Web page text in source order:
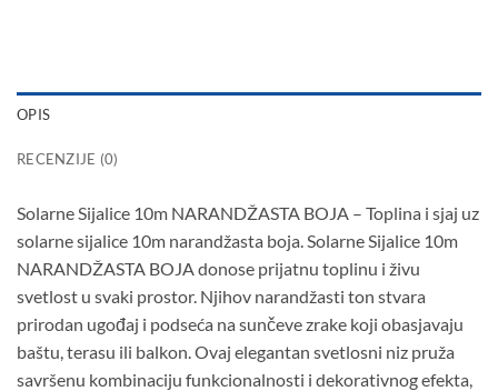
OPIS
RECENZIJE (0)
Solarne Sijalice 10m NARANDŽASTA BOJA – Toplina i sjaj uz
solarne sijalice 10m narandžasta boja. Solarne Sijalice 10m
NARANDŽASTA BOJA donose prijatnu toplinu i živu
svetlost u svaki prostor. Njihov narandžasti ton stvara
prirodan ugođaj i podseća na sunčeve zrake koji obasjavaju
baštu, terasu ili balkon. Ovaj elegantan svetlosni niz pruža
savršenu kombinaciju funkcionalnosti i dekorativnog efekta,